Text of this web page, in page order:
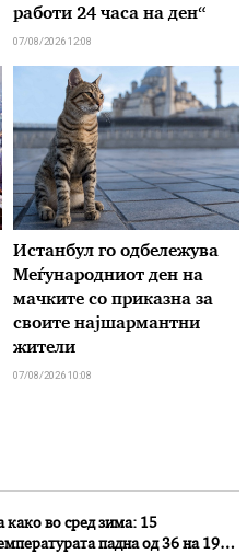
работи 24 часа на ден“
07/08/2026 12:08
Истанбул го одбележува
Меѓународниот ден на
мачките со приказна за
своите најшармантни
жители
07/08/2026 10:08
како во сред зима: 15
падна од 36 на 19